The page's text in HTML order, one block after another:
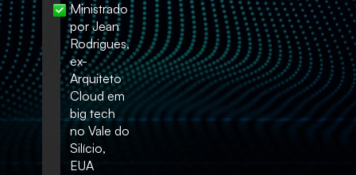
Ministrado
por Jean
Rodrigues,
ex-
Arquiteto
Cloud em
big tech
no Vale do
Silício,
EUA